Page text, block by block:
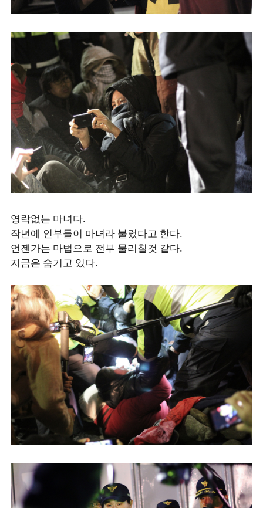
영락없는 마녀다.
작년에 인부들이 마녀라 불렀다고 한다.
언젠가는 마법으로 전부 물리칠것 같다.
지금은 숨기고 있다.